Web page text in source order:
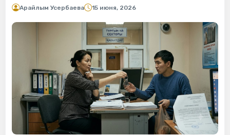
Арайлым Усербаева 15 июня, 2026